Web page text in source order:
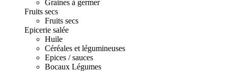
Graines à germer
Fruits secs
Fruits secs
Epicerie salée
Huile
Céréales et légumineuses
Epices / sauces
Bocaux Légumes